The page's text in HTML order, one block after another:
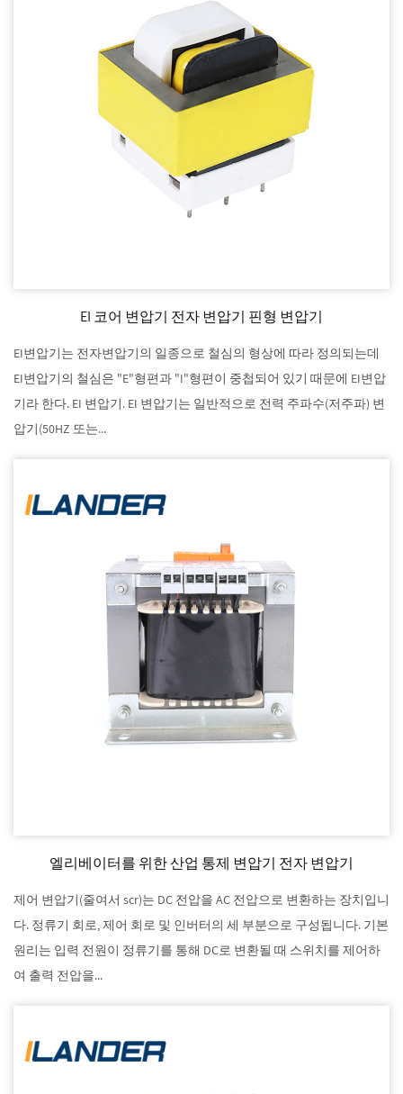
EI 코어 변압기 전자 변압기 핀형 변압기
EI변압기는 전자변압기의 일종으로 철심의 형상에 따라 정의되는데
EI변압기의 철심은 "E"형편과 "I"형편이 중첩되어 있기 때문에 EI변압
기라 한다. EI 변압기. EI 변압기는 일반적으로 전력 주파수(저주파) 변
압기(50HZ 또는...
엘리베이터를 위한 산업 통제 변압기 전자 변압기
제어 변압기(줄여서 scr)는 DC 전압을 AC 전압으로 변환하는 장치입니
다. 정류기 회로, 제어 회로 및 인버터의 세 부분으로 구성됩니다. 기본
원리는 입력 전원이 정류기를 통해 DC로 변환될 때 스위치를 제어하
여 출력 전압을...